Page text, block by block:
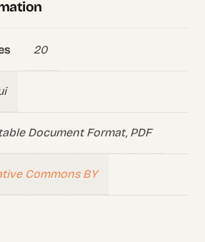
20
Document Format, PDF
Commons BY